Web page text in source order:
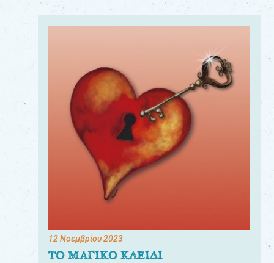
12 Νοεμβρίου 2023
ΤΟ ΜΑΓΙΚΟ ΚΛΕΙΔΙ